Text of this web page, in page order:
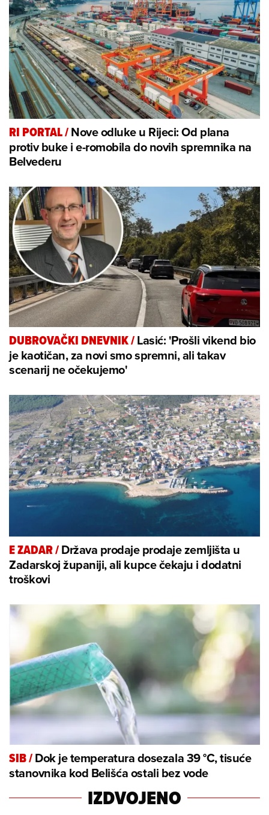
RI PORTAL/Nove odluke u Rijeci: Od plana
protiv buke i e-romobila do novih spremnika na
Belvederu
DUBROVAČKI DNEVNIK/Lasić: 'Prošli vikend bio
je kaotičan, za novi smo spremni, ali takav
scenarij ne očekujemo'
E ZADAR/Država prodaje prodaje zemljišta u
Zadarskoj županiji, ali kupce čekaju i dodatni
troškovi
SIB/Dok je temperatura dosezala 39 °C, tisuće
stanovnika kod Belišća ostali bez vode
IZDVOJENO